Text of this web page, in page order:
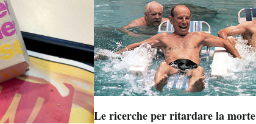
Le ricerche per ritardare la morte